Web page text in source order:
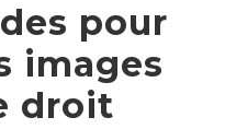
pour
images
droit